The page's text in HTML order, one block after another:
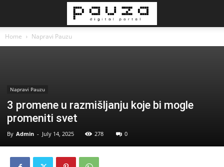
Home Napravi Pauzu
Napravi Pauzu
3 promene u razmišljanju koje bi mogle
promeniti svet
By Admin - July 14, 2025 278 0